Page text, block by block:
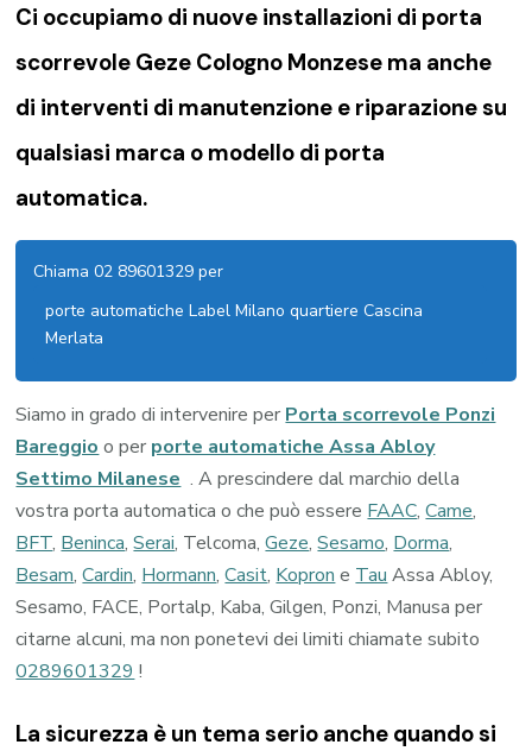
Ci occupiamo di nuove installazioni di porta
scorrevole Geze Cologno Monzese ma anche
di interventi di manutenzione e riparazione su
qualsiasi marca o modello di porta
automatica.
Chiama 02 89601329 per
porte automatiche Label Milano quartiere Cascina
Merlata
Siamo in grado di intervenire perPorta scorrevole Ponzi
Bareggioo per porte automatiche Assa Abloy
Settimo Milanese . A prescindere dal marchio della
vostra porta automatica o che può essereFAAC,Came,
BFT,Beninca,Serai, Telcoma,Geze,Sesamo,Dorma,
Besam,Cardin,Hormann,Casit,KoproneTauAssa Abloy,
Sesamo, FACE, Portalp, Kaba, Gilgen, Ponzi, Manusa per
citarne alcuni, ma non ponetevi dei limiti chiamate subito
0289601329!
La sicurezza è un tema serio anche quando si